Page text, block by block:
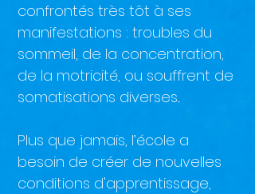
confrontés très tôt à ses
manifestations : troubles du
sommeil, de la concentration,
de la motricité, ou souffrent de
somatisations diverses...
Plus que jamais, l’école a
besoin de créer de nouvelles
conditions d'apprentissage,